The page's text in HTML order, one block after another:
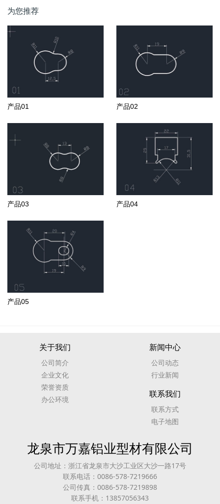
为您推荐
产品01 产品02
产品03 产品04
产品05
关于我们
公司简介
企业文化
荣誉资质
办公环境
新闻中心
公司动态
行业新闻
联系我们
联系方式
电子地图
龙泉市万嘉铝业型材有限公司
公司地址：浙江省龙泉市大沙工业区大沙一路17号
联系电话：0086-578-7219666
公司传真：0086-578-7219898
联系手机：13857056343